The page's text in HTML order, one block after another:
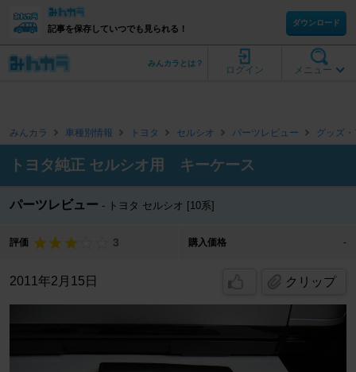
記事を保存していつでも見られる！
ダウンロード
メニュー
ログイン
みんカラとは？
みんカラ 車種別情報 トヨタ セルシオ パーツレビュー グッズ
トヨタ純正 セルシオ用 キーケース
パーツレビュー トヨタ セルシオ [10系]
評価 3 購入価格 -
2011年2月15日 クリップ